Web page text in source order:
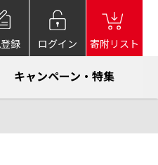
録 ログイン 寄附リスト
キャンペーン・特集